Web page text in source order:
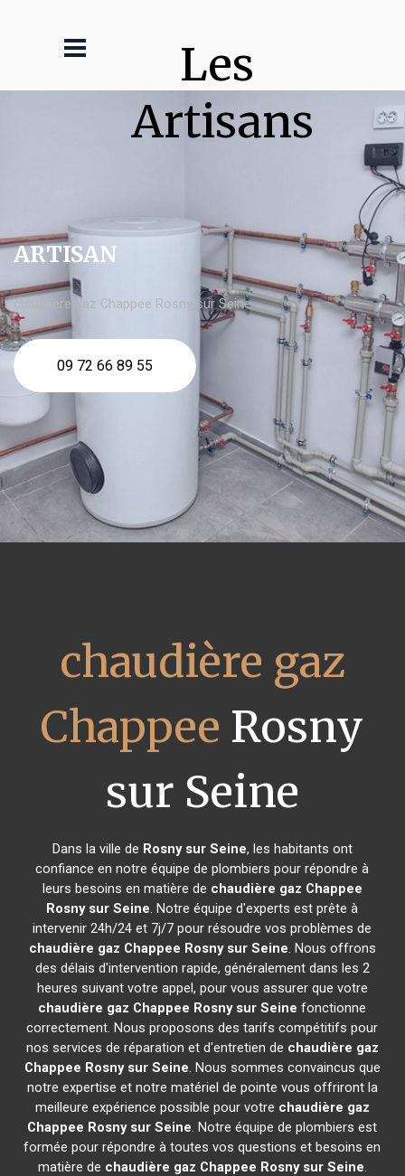
Les
Artisans
ARTISAN
chaudière gaz Chappee Rosny sur Seine
09 72 66 89 55
chaudière gaz
Chappee Rosny
sur Seine
Dans la ville de Rosny sur Seine, les habitants ont
confiance en notre équipe de plombiers pour répondre à
leurs besoins en matière de chaudière gaz Chappee
Rosny sur Seine. Notre équipe d'experts est prête à
intervenir 24h/24 et 7j/7 pour résoudre vos problèmes de
chaudière gaz Chappee Rosny sur Seine. Nous offrons
des délais d'intervention rapide, généralement dans les 2
heures suivant votre appel, pour vous assurer que votre
chaudière gaz Chappee Rosny sur Seine fonctionne
correctement. Nous proposons des tarifs compétitifs pour
nos services de réparation et d'entretien de chaudière gaz
Chappee Rosny sur Seine. Nous sommes convaincus que
notre expertise et notre matériel de pointe vous offriront la
meilleure expérience possible pour votre chaudière gaz
Chappee Rosny sur Seine. Notre équipe de plombiers est
formée pour répondre à toutes vos questions et besoins en
matière de chaudière gaz Chappee Rosny sur Seine.